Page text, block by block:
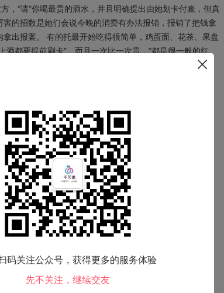
，“请”你喝最贵的酒水，并且明确提出由她划卡付账，但真
的招数是她们会说今晚的消费有办法报销，报销了把钱拿
出报案。 有的托最开始吃得很简单，鸡蛋面、花茶、果盘
都要提前刷卡”，而且一次比一次贵，“都是很一般的红
码关注公众号，获得更多的服务体验
先不关注，继续交友